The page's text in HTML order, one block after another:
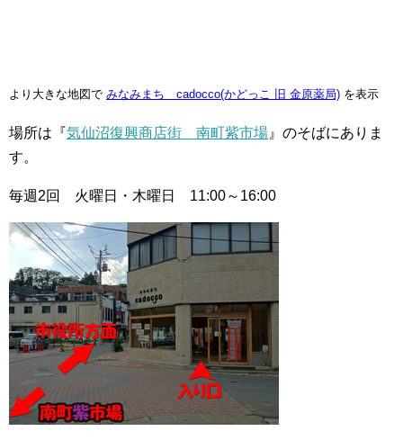
より大きな地図で みなみまち cadocco(かどっこ 旧 金原薬局) を表示
場所は『気仙沼復興商店街 南町紫市場 』のそばにありま
す。
毎週2回 火曜日・木曜日 11:00～16:00